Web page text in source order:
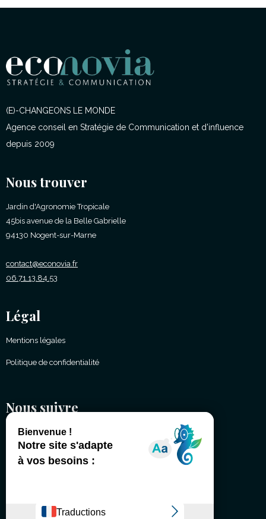
(E)-CHANGEONS LE MONDE
Agence conseil en Stratégie de Communication et d'influence
depuis 2009
Nous trouver
Jardin d'Agronomie Tropicale
45bis avenue de la Belle Gabrielle
94130 Nogent-sur-Marne
contact@econovia.fr
06.71.13.84.53
Légal
Mentions légales
Politique de confidentialité
Nous suivre